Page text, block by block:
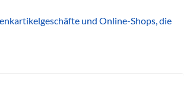
und Online-Shops, die